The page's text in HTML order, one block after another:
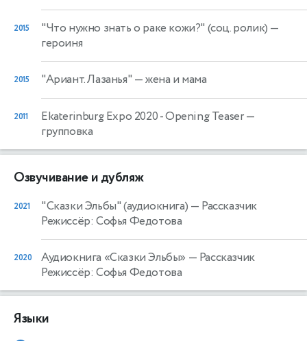
2015 "Что нужно знать о раке кожи?" (соц. ролик) —
героиня
2015 "Ариант. Лазанья" — жена и мама
2011 Ekaterinburg Expo 2020 - Opening Teaser—
групповка
Озвучивание и дубляж
2021 "Сказки Эльбы" (аудиокнига) — Рассказчик
Режиссёр: Софья Федотова
2020 Аудиокнига «Сказки Эльбы» — Рассказчик
Режиссёр: Софья Федотова
Языки